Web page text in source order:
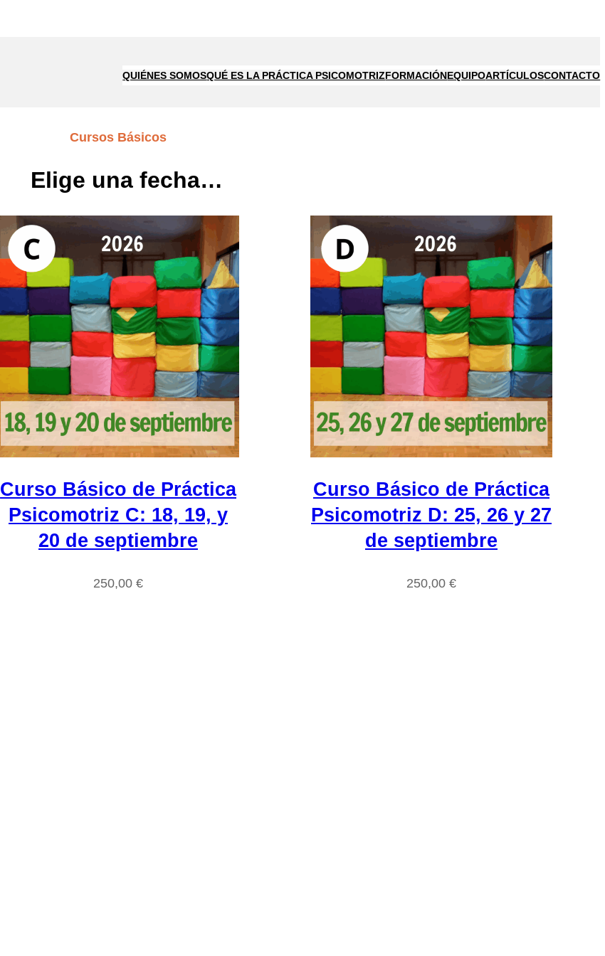
QUIÉNES SOMOSQUÉ ES LA PRÁCTICA PSICOMOTRIZFORMACIÓNEQUIPOARTÍCULOSCONTACTO
Cursos Básicos
Elige una fecha…
Curso Básico de Práctica
Psicomotriz C: 18, 19, y
20 de septiembre
250,00 €
Curso Básico de Práctica
Psicomotriz D: 25, 26 y 27
de septiembre
250,00 €